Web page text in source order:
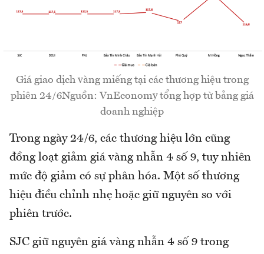
Giá giao dịch vàng miếng tại các thương hiệu trong
phiên 24/6Nguồn: VnEconomy tổng hợp từ bảng giá
doanh nghiệp
Trong ngày 24/6, các thương hiệu lớn cũng
đồng loạt giảm giá vàng nhẫn 4 số 9, tuy nhiên
mức độ giảm có sự phân hóa. Một số thương
hiệu điều chỉnh nhẹ hoặc giữ nguyên so với
phiên trước.
SJC giữ nguyên giá vàng nhẫn 4 số 9 trong